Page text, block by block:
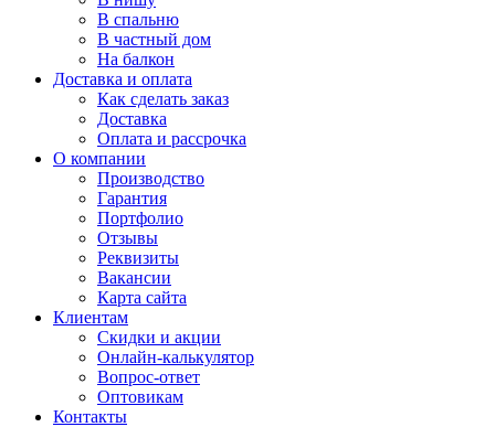
В спальню
В частный дом
На балкон
Доставка и оплата
Как сделать заказ
Доставка
Оплата и рассрочка
О компании
Производство
Гарантия
Портфолио
Отзывы
Реквизиты
Вакансии
Карта сайта
Клиентам
Скидки и акции
Онлайн-калькулятор
Вопрос-ответ
Оптовикам
Контакты